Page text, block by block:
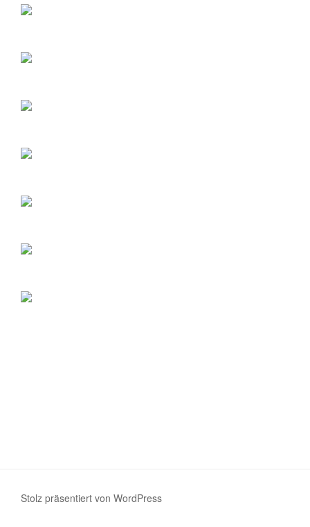
Stolz präsentiert von WordPress